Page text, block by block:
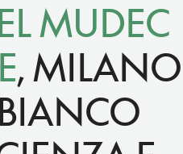
MUDEC
, MILANO